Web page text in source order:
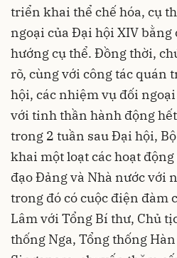
triển khai thể chế hóa, cụ
ngoại của Đại hội XIV
hướng cụ thể. Đồng thời,
rõ, cùng với công tác quán
hội, các nhiệm vụ đối
với tinh thần hành động
trong 2 tuần sau Đại hội,
khai một loạt các hoạt
đạo Đảng và Nhà nước với
trong đó có cuộc điện đàm
Lâm với Tổng Bí thư, Chủ
thống Nga, Tổng thống